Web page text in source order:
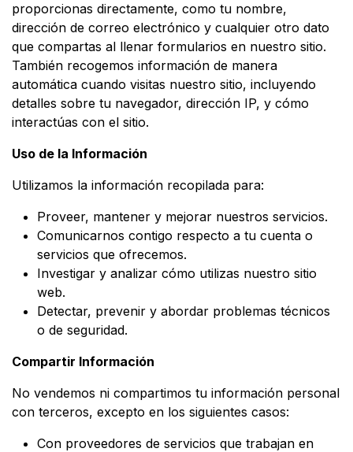
proporcionas directamente, como tu nombre,
dirección de correo electrónico y cualquier otro dato
que compartas al llenar formularios en nuestro sitio.
También recogemos información de manera
automática cuando visitas nuestro sitio, incluyendo
detalles sobre tu navegador, dirección IP, y cómo
interactúas con el sitio.
Uso de la Información
Utilizamos la información recopilada para:
Proveer, mantener y mejorar nuestros servicios.
Comunicarnos contigo respecto a tu cuenta o
servicios que ofrecemos.
Investigar y analizar cómo utilizas nuestro sitio
web.
Detectar, prevenir y abordar problemas técnicos
o de seguridad.
Compartir Información
No vendemos ni compartimos tu información personal
con terceros, excepto en los siguientes casos:
Con proveedores de servicios que trabajan en